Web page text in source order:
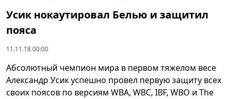
Усик нокаутировал Белью и защитил
пояса
11.11.18 00:00
Абсолютный чемпион мира в первом тяжелом весе
Александр Усик успешно провел первую защиту всех
своих поясов по версиям WBA, WBC, IBF, WBO и The